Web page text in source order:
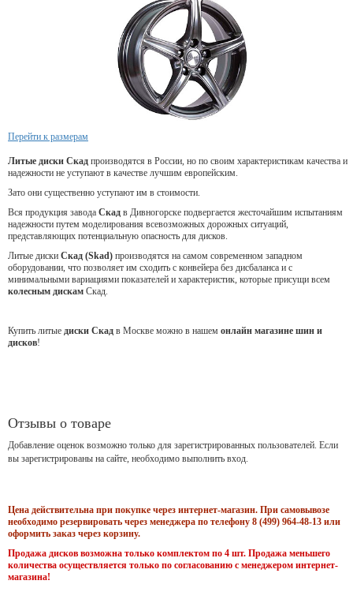
Перейти к размерам
Литые диски Скад производятся в России, но по своим характеристикам качества и
надежности не уступают в качестве лучшим европейским.
Зато они существенно уступают им в стоимости.
Вся продукция завода Скад в Дивногорске подвергается жесточайшим испытаниям
надежности путем моделирования всевозможных дорожных ситуаций,
представляющих потенциальную опасность для дисков.
Литые диски Скад (Skad) производятся на самом современном западном
оборудовании, что позволяет им сходить с конвейера без дисбаланса и с
минимальными вариациями показателей и характеристик, которые присущи всем
колесным дискам Скад.
Купить литые диски Скад в Москве можно в нашем онлайн магазине шин и
дисков!
Отзывы о товаре
Добавление оценок возможно только для зарегистрированных пользователей. Если
вы зарегистрированы на сайте, необходимо выполнить вход.
Цена действительна при покупке через интернет-магазин. При самовывозе
необходимо резервировать через менеджера по телефону 8 (499) 964-48-13 или
оформить заказ через корзину.
Продажа дисков возможна только комплектом по 4 шт. Продажа меньшего
количества осуществляется только по согласованию с менеджером интернет-
магазина!